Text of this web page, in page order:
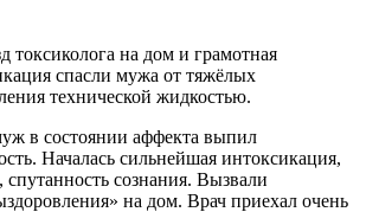
токсиколога на дом и грамотная
спасли мужа от тяжёлых
технической жидкостью.
в состоянии аффекта выпил
Началась сильнейшая интоксикация,
спутанность сознания. Вызвали
на дом. Врач приехал очень